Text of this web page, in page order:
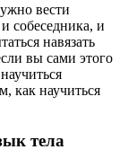
вести
собеседника, и
навязать
вы сами этого
как научиться
тела